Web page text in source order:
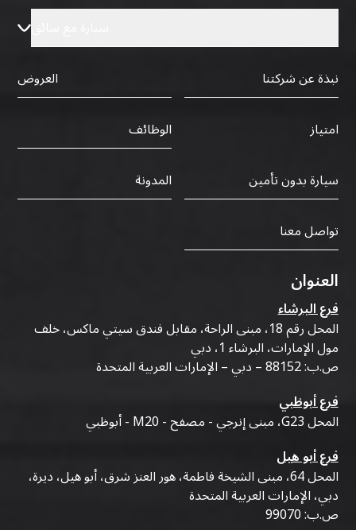
نبذة عن شركتنا
العروض
امتياز
الوظائف
سيارة بدون تأمين
المدونة
تواصل معنا
العنوان
فرع البرشاء
المحل رقم 18، مبنى الراحة، مقابل فندق سيتي ماكس، خلف
مول الإمارات، البرشاء 1، دبي
ص.ب: 88152 – دبي – الإمارات العربية المتحدة
فرع أبوظبي
المحل G23، مبنى إنرجي - مصفح - M20 - أبوظبي
فرع أبو هيل
المحل 64، مبنى الشيخة فاطمة، هور العنز شرق، أبو هيل، ديرة،
دبي، الإمارات العربية المتحدة
ص.ب: 99070